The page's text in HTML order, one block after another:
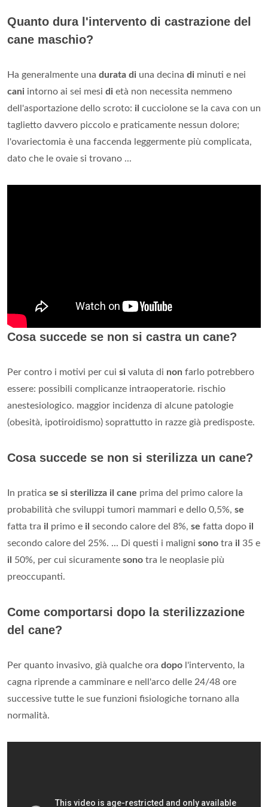
Quanto dura l'intervento di castrazione del
cane maschio?
Ha generalmente una durata di una decina di minuti e nei
cani intorno ai sei mesi di età non necessita nemmeno
dell'asportazione dello scroto: il cucciolone se la cava con un
taglietto davvero piccolo e praticamente nessun dolore;
l'ovariectomia è una faccenda leggermente più complicata,
dato che le ovaie si trovano ...
Cosa succede se non si castra un cane?
Per contro i motivi per cui si valuta di non farlo potrebbero
essere: possibili complicanze intraoperatorie. rischio
anestesiologico. maggior incidenza di alcune patologie
(obesità, ipotiroidismo) soprattutto in razze già predisposte.
Cosa succede se non si sterilizza un cane?
In pratica se si sterilizza il cane prima del primo calore la
probabilità che sviluppi tumori mammari e dello 0,5%, se
fatta tra il primo e il secondo calore del 8%, se fatta dopo il
secondo calore del 25%. ... Di questi i maligni sono tra il 35 e
il 50%, per cui sicuramente sono tra le neoplasie più
preoccupanti.
Come comportarsi dopo la sterilizzazione
del cane?
Per quanto invasivo, già qualche ora dopo l'intervento, la
cagna riprende a camminare e nell'arco delle 24/48 ore
successive tutte le sue funzioni fisiologiche tornano alla
normalità.